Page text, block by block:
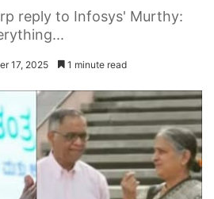
reply to Infosys' Murthy:
17, 2025 1 minute read